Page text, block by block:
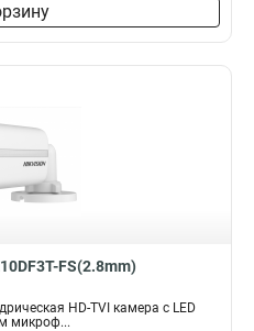
FS(2.8mm)
HD-TVI камера с LED
микроф...